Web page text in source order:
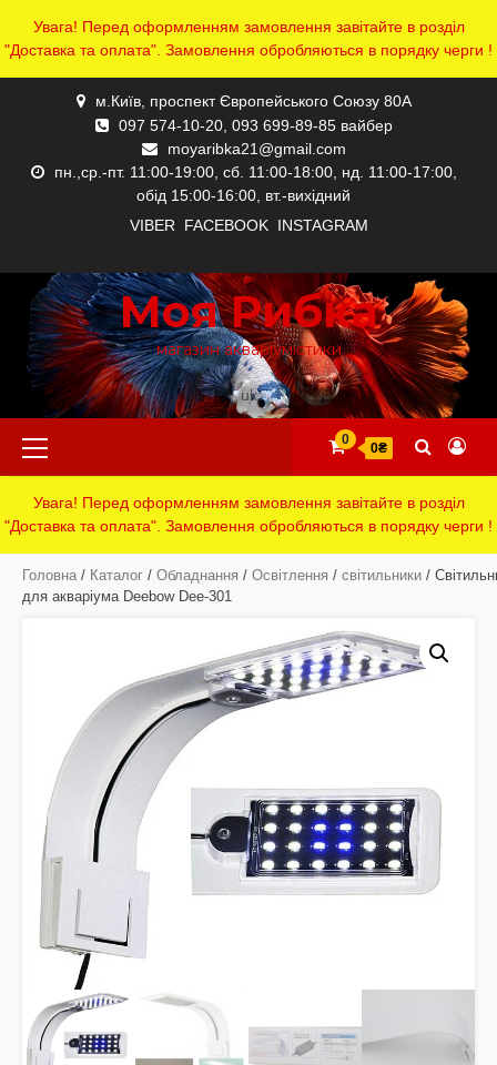
Увага! Перед оформленням замовлення завітайте в розділ
"Доставка та оплата". Замовлення обробляються в порядку черги !
м.Київ, проспект Європейського Союзу 80А
097 574-10-20, 093 699-89-85 вайбер
moyaribka21@gmail.com
пн.,ср.-пт. 11:00-19:00, сб. 11:00-18:00, нд. 11:00-17:00,
обід 15:00-16:00, вт.-вихідний
VIBER
FACEBOOK INSTAGRAM
ТА
ОПЛАТА
АКАУНТ
ЗАМОВЛЕННЯ
ЗАМОВЛЕННЯ
ТОВАРУ
НАС
СТОРІНКА
НАС
Моя Рибка
магазин акваріумістики
uk
Primary
Menu
0
0₴
Увага! Перед оформленням замовлення завітайте в розділ
"Доставка та оплата". Замовлення обробляються в порядку черги !
Головна / Каталог / Обладнання / Освітлення / світильники /
для акваріума Deebow Dee-301